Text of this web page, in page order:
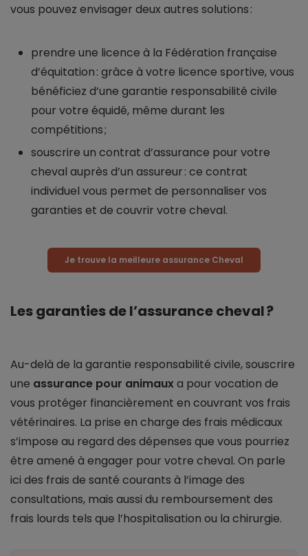
vous pouvez envisager deux autres solutions :
prendre une licence à la Fédération française
d’équitation : grâce à votre licence sportive, vous
bénéficiez d’une garantie responsabilité civile
pour votre équidé, même durant les
compétitions ;
souscrire un contrat d’assurance pour votre
cheval auprès d’un assureur : ce contrat
individuel vous permet de personnaliser vos
garanties et de couvrir votre cheval.
Je trouve la meilleure assurance Cheval
Les garanties de l’assurance cheval ?
Au-delà de la garantie responsabilité civile, souscrire
une assurance pour animaux a pour vocation de
vous protéger financièrement en couvrant vos frais
vétérinaires. La prise en charge des frais médicaux
s’impose au regard des dépenses que vous pourriez
être amené à engager pour votre cheval. On parle
ici des frais de santé courants à l’image des
consultations, mais aussi du remboursement des
frais lourds tels que l’hospitalisation ou la chirurgie.